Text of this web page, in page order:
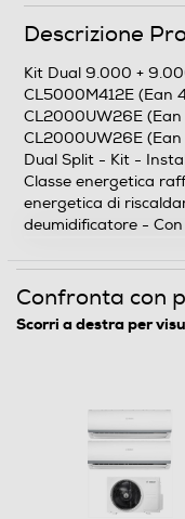
4
Efficienze
Classe energia
A++
A+
Funzioni e Plus
Descrizione
Kit Dual 9.000 +
CL5000M412E (Ean
CL2000UW26E
CL2000UW26E
Dual Split - Kit -
Classe energetica
energetica di
deumidificatore -
Confronta con
Scorri a destra per